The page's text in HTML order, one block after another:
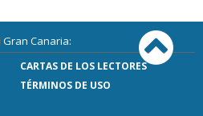
Canaria:
CARTAS DE LOS LECTORES
TÉRMINOS DE USO